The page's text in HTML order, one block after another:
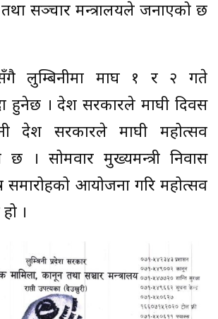
सञ्चार मन्त्रालयले जनाएको छ
लुम्बिनीमा माघ १ र २ गते
हुनेछ । प्रदेश सरकारले माघी दिवस
प्रदेश सरकारले माघी महोत्सव
। सोमवार मुख्यमन्त्री निवास
समारोहको आयोजना गरि महोत्सव
।